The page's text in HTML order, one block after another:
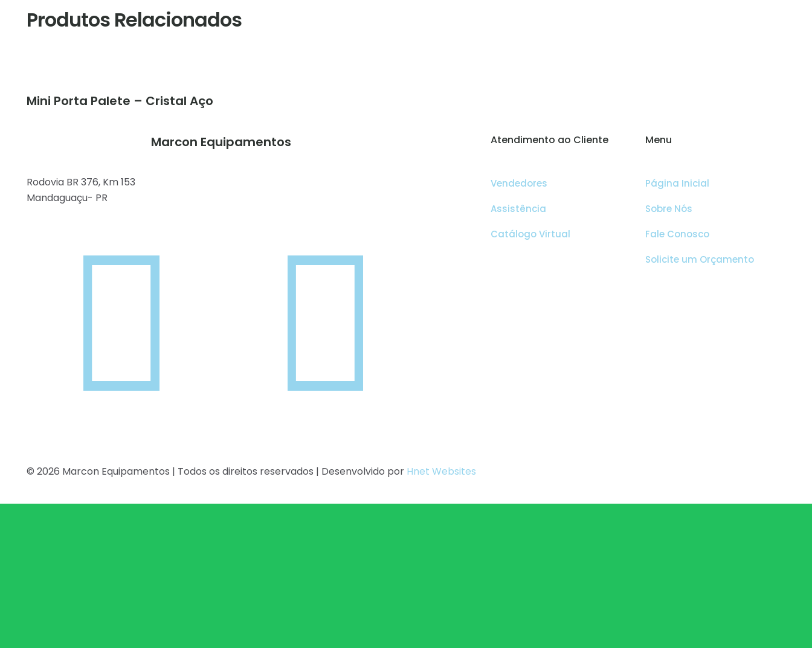
Produtos Relacionados
Mini Porta Palete – Cristal Aço
Marcon Equipamentos
Rodovia BR 376, Km 153
Mandaguaçu- PR
Atendimento ao Cliente
Vendedores
Assistência
Catálogo Virtual
Menu
Página Inicial
Sobre Nós
Fale Conosco
Solicite um Orçamento
© 2026 Marcon Equipamentos | Todos os direitos reservados | Desenvolvido por Hnet Websites